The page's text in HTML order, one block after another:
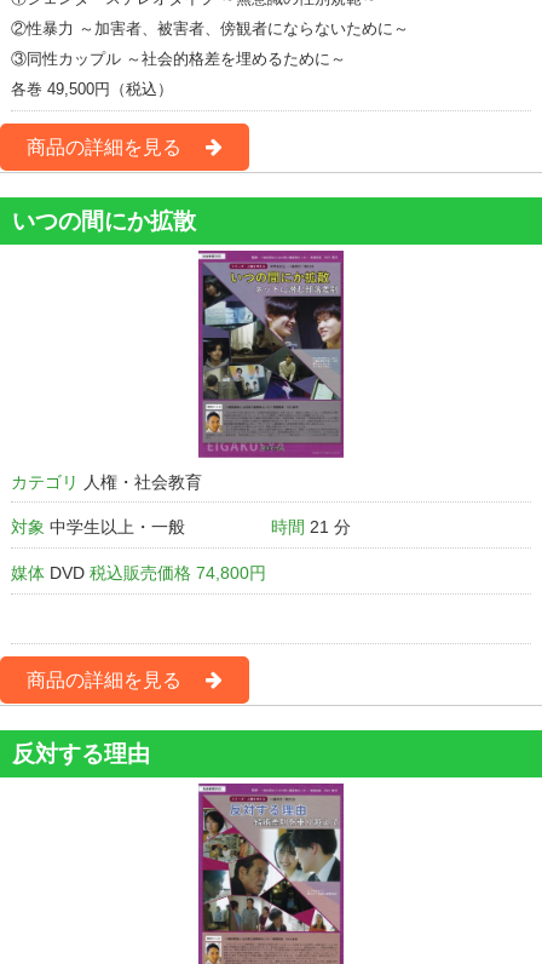
②性暴力 ～加害者、被害者、傍観者にならないために～
③同性カップル ～社会的格差を埋めるために～
各巻 49,500円（税込）
商品の詳細を見る
いつの間にか拡散
カテゴリ 人権・社会教育
対象 中学生以上・一般 時間 21 分
媒体 DVD 税込販売価格 74,800円
商品の詳細を見る
反対する理由